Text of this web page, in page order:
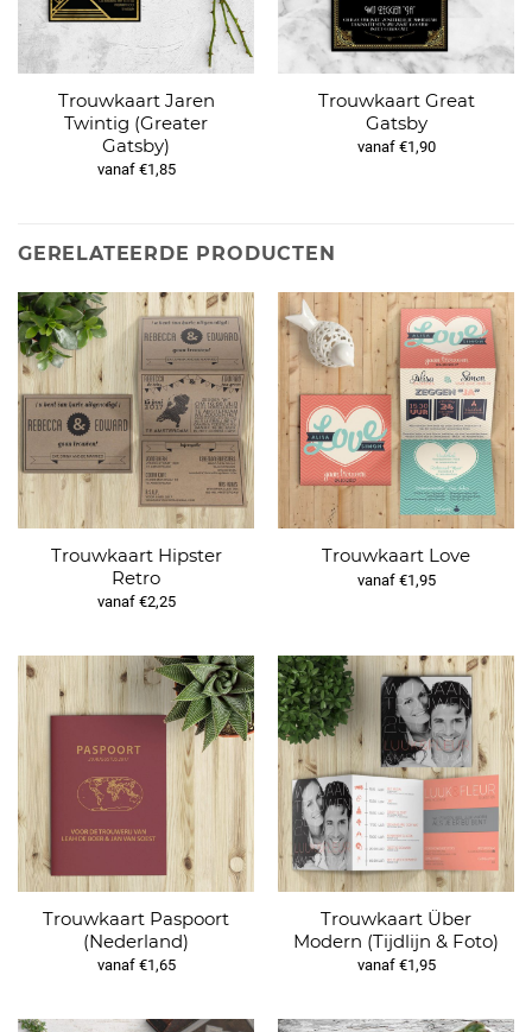
Trouwkaart Jaren
Twintig (Greater
Gatsby)
vanaf €1,85
Trouwkaart Great
Gatsby
vanaf €1,90
GERELATEERDE PRODUCTEN
Trouwkaart Hipster
Retro
vanaf €2,25
Trouwkaart Love
vanaf €1,95
Trouwkaart Paspoort
(Nederland)
vanaf €1,65
Trouwkaart Über
Modern (Tijdlijn & Foto)
vanaf €1,95